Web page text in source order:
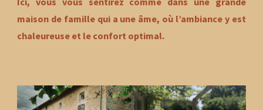
maison de famille qui a une âme, où l’ambiance y est
chaleureuse et le confort optimal.